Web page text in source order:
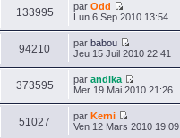
133995 par Odd
Lun 6 Sep 2010 13:54
94210 par babou
Jeu 15 Juil 2010 22:41
373595 par andika
Mer 19 Mai 2010 21:26
51027 par Kerni
Ven 12 Mars 2010 19:09